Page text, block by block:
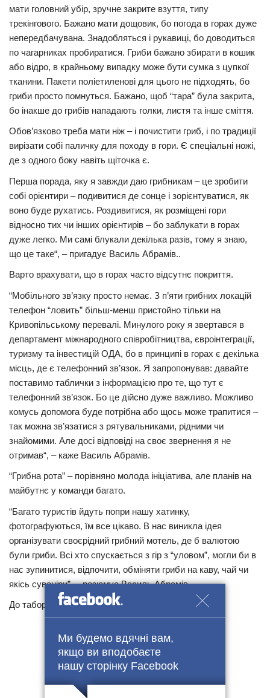
Ми будемо вдячні вам,
якщо ви вподобаєте
нашу сторінку Facebook
мати головний убір, зручне закрите взуття, типу
трекінгового. Бажано мати дощовик, бо погода в горах дуже
непередбачувана. Знадобляться і рукавиці, бо доводиться
по чагарниках пробиратися. Гриби бажано збирати в кошик
або відро, в крайньому випадку може бути сумка з цупкої
тканини. Пакети поліетиленові для цього не підходять, бо
гриби просто помнуться. Бажано, щоб “тара” була закрита,
бо інакше до грибів нападають голки, листя та інше сміття.
Обов’язково треба мати ніж – і почистити гриб, і по традиції
вирізати собі паличку для походу в гори. Є спеціальні ножі,
де з одного боку навіть щіточка є.
Перша порада, яку я завжди даю грибникам – це зробити
собі орієнтири – подивитися де сонце і зорієнтуватися, як
воно буде рухатись. Роздивитися, як розміщені гори
відносно тих чи інших орієнтирів – бо заблукати в горах
дуже легко. Ми самі блукали декілька разів, тому я знаю,
що це таке“, – пригадує Василь Абрамів..
Варто врахувати, що в горах часто відсутнє покриття.
“Мобільного зв’язку просто немає. З п’яти грибних локацій
телефон “ловить” більш-менш пристойно тільки на
Кривопільському перевалі. Минулого року я звертався в
департамент міжнародного співробітництва, євроінтеграції,
туризму та інвестицій ОДА, бо в принципі в горах є декілька
місць, де є телефонний зв’язок. Я запропонував: давайте
поставимо таблички з інформацією про те, що тут є
телефонний зв’язок. Бо це дійсно дуже важливо. Можливо
комусь допомога буде потрібна або щось може трапитися –
так можна зв’язатися з рятувальниками, рідними чи
знайомими. Але досі відповіді на своє звернення я не
отримав“, – каже Василь Абрамів.
“Грибна рота” – порівняно молода ініціатива, але планів на
майбутнє у команди багато.
“Багато туристів йдуть попри нашу хатинку,
фотографуються, їм все цікаво. В нас виникла ідея
організувати своєрідний грибний мотель, де б валютою
були гриби. Всі хто спускається з гір з “уловом”, могли би в
нас зупинитися, відпочити, обміняти гриби на каву, чай чи
якісь сувеніри”, – резюмує Василь Абрамів.
До табору можуть долучитися не тільки АТО-вці.